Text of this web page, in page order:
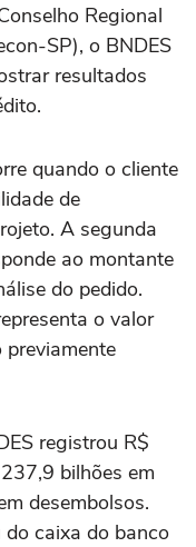
Regional
SP), o BNDES
resultados
quando o cliente
de
A segunda
ao montante
do pedido.
o valor
registrou R$
bilhões em
desembolsos.
caixa do banco